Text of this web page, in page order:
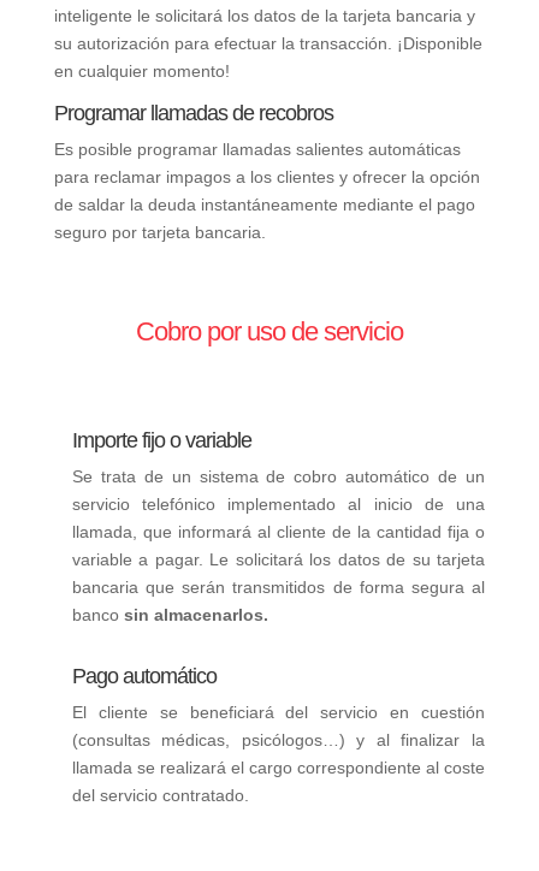
inteligente le solicitará los datos de la tarjeta bancaria y
su autorización para efectuar la transacción. ¡Disponible
en cualquier momento!
Programar llamadas de recobros
Es posible programar llamadas salientes automáticas
para reclamar impagos a los clientes y ofrecer la opción
de saldar la deuda instantáneamente mediante el pago
seguro por tarjeta bancaria.
Cobro por uso de servicio
Importe fijo o variable
Se trata de un sistema de cobro automático de un
servicio telefónico implementado al inicio de una
llamada, que informará al cliente de la cantidad fija o
variable a pagar. Le solicitará los datos de su tarjeta
bancaria que serán transmitidos de forma segura al
banco sin almacenarlos.
Pago automático
El cliente se beneficiará del servicio en cuestión
(consultas médicas, psicólogos…) y al finalizar la
llamada se realizará el cargo correspondiente al coste
del servicio contratado.